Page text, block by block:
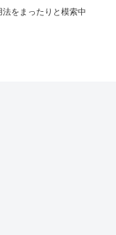
をまったりと模索中